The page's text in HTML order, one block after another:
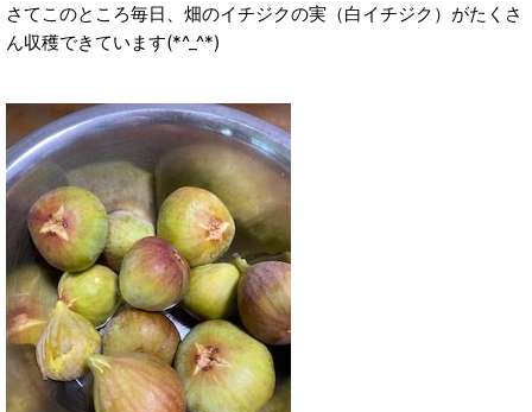
さてこのところ毎日、畑のイチジクの実（白イチジク）がたくさ
ん収穫できています(*^_^*)